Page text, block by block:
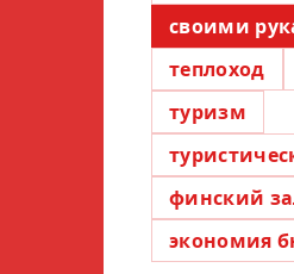
своими
теплоход
туризм
финский
экономия